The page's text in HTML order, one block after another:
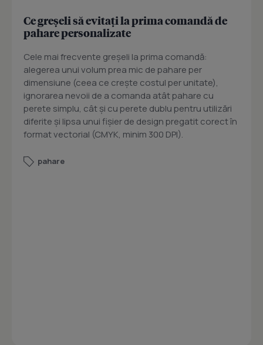
Ce greșeli să evitați la prima comandă de
pahare personalizate
Cele mai frecvente greșeli la prima comandă:
alegerea unui volum prea mic de pahare per
dimensiune (ceea ce crește costul per unitate),
ignorarea nevoii de a comanda atât pahare cu
perete simplu, cât și cu perete dublu pentru utilizări
diferite și lipsa unui fișier de design pregatit corect în
format vectorial (CMYK, minim 300 DPI).
pahare